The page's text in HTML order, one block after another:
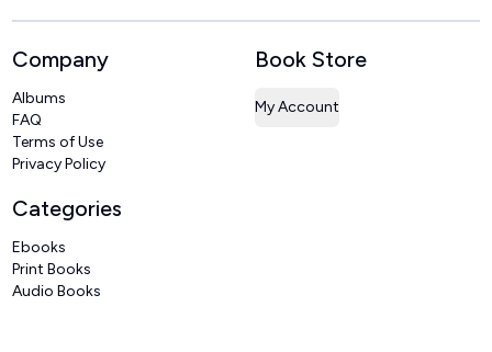
Company
Albums
FAQ
Terms of Use
Privacy Policy
Book Store
My Account
Categories
Ebooks
Print Books
Audio Books